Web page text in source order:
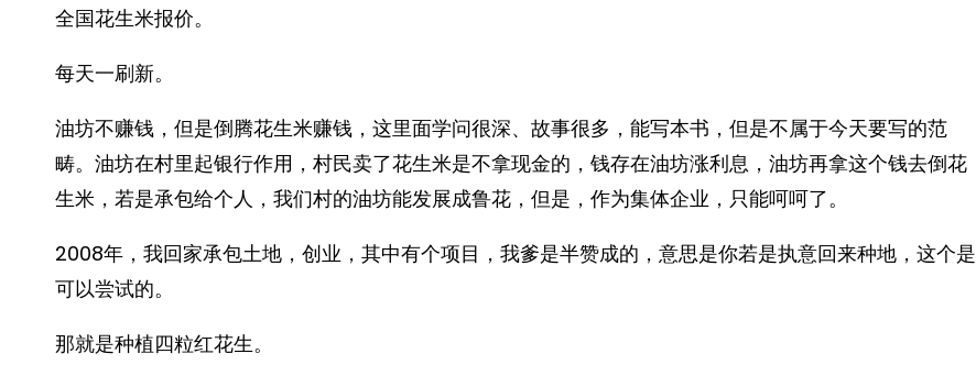
全国花生米报价。
每天一刷新。
油坊不赚钱，但是倒腾花生米赚钱，这里面学问很深、故事很多，能写本书，但是不属于今天要写的范
畴。油坊在村里起银行作用，村民卖了花生米是不拿现金的，钱存在油坊涨利息，油坊再拿这个钱去倒花
生米，若是承包给个人，我们村的油坊能发展成鲁花，但是，作为集体企业，只能呵呵了。
2008年，我回家承包土地，创业，其中有个项目，我爹是半赞成的，意思是你若是执意回来种地，这个是
可以尝试的。
那就是种植四粒红花生。